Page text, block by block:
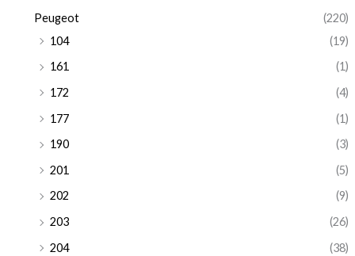
Peugeot
(220)
104
(19)
161
(1)
172
(4)
177
(1)
190
(3)
201
(5)
202
(9)
203
(26)
204
(38)